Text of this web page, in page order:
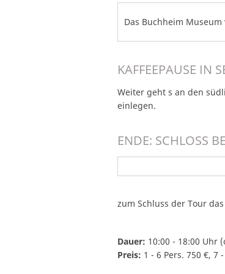
Das Buchheim
KAFFEEPAUSE IN
Weiter geht s an den
einlegen.
ENDE: SCHLOSS
zum Schluss der Tour
Dauer: 10:00 - 18:00 Uhr
Preis: 1 - 6 Pers. 750 €, 7